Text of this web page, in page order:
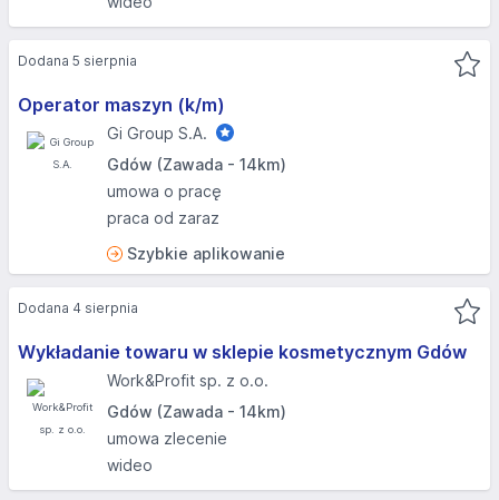
Operator maszyn (k/m)
Gi Group S.A.
Gdów (Zawada - 14km)
umowa o pracę
praca od zaraz
Szybkie aplikowanie
Dodana 5 sierpnia
Wykładanie towaru w sklepie kosmetycznym Gdów
Work&Profit sp. z o.o.
Gdów (Zawada - 14km)
umowa zlecenie
wideo
Dodana 4 sierpnia